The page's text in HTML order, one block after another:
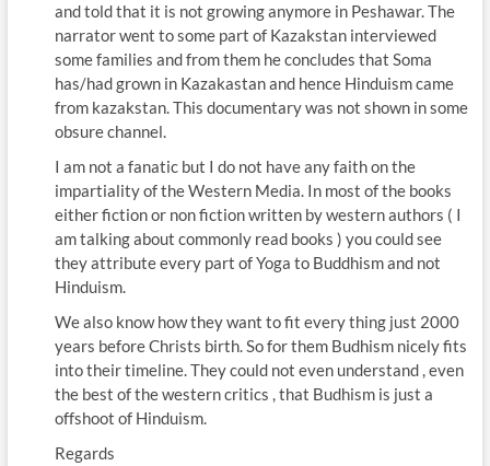
and told that it is not growing anymore in Peshawar. The
narrator went to some part of Kazakstan interviewed
some families and from them he concludes that Soma
has/had grown in Kazakastan and hence Hinduism came
from kazakstan. This documentary was not shown in some
obsure channel.
I am not a fanatic but I do not have any faith on the
impartiality of the Western Media. In most of the books
either fiction or non fiction written by western authors ( I
am talking about commonly read books ) you could see
they attribute every part of Yoga to Buddhism and not
Hinduism.
We also know how they want to fit every thing just 2000
years before Christs birth. So for them Budhism nicely fits
into their timeline. They could not even understand , even
the best of the western critics , that Budhism is just a
offshoot of Hinduism.
Regards